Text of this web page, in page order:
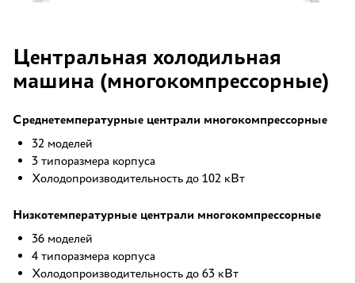
Центральная холодильная
машина (многокомпрессорные)
Среднетемпературные централи многокомпрессорные
32 моделей
3 типоразмера корпуса
Холодопроизводительность до 102 кВт
Низкотемпературные централи многокомпрессорные
36 моделей
4 типоразмера корпуса
Холодопроизводительность до 63 кВт